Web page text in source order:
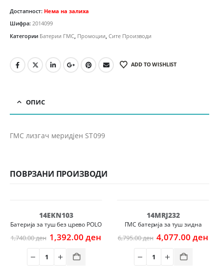
Достапност: Нема на залиха
Шифра: 2014099
Категории Батерии ГМС Промоции Сите Производи
ADD TO WISHLIST
ОПИС
ГМС лизгач меридјен ST099
ПОВРЗАНИ ПРОИЗВОДИ
14EKN103
Батерија за туш без црево POLO
1,740.00ден Original
price
was:
1,740.00 ден.
1,392.00ден Current
1,392.00 ден.
14MRJ232
ГМС батерија за туш зидна
6,795.00ден Original
price
was:
6,795.00 ден.
4,077.00ден